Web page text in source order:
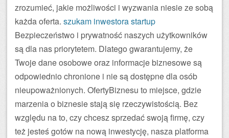
zrozumieć, jakie możliwości i wyzwania niesie ze sobą
każda oferta. szukam inwestora startup
Bezpieczeństwo i prywatność naszych użytkowników
są dla nas priorytetem. Dlatego gwarantujemy, że
Twoje dane osobowe oraz informacje biznesowe są
odpowiednio chronione i nie są dostępne dla osób
nieupoważnionych. OfertyBiznesu to miejsce, gdzie
marzenia o biznesie stają się rzeczywistością. Bez
względu na to, czy chcesz sprzedać swoją firmę, czy
też jesteś gotów na nową inwestycję, nasza platforma